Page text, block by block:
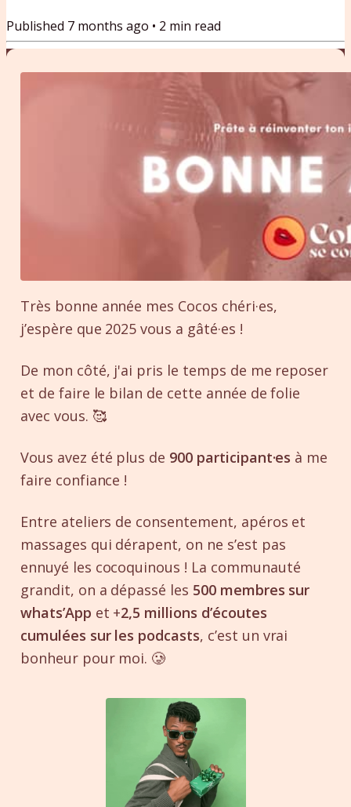
Published 7 months ago • 2 min read
Très bonne année mes Cocos chéri·es,
j’espère que 2025 vous a gâté·es !
De mon côté, j'ai pris le temps de me reposer
et de faire le bilan de cette année de folie
avec vous. 🥰
Vous avez été plus de 900 participant·es à me
faire confiance !
Entre ateliers de consentement, apéros et
massages qui dérapent, on ne s’est pas
ennuyé les cocoquinous ! La communauté
grandit, on a dépassé les 500 membres sur
whats’App et +2,5 millions d’écoutes
cumulées sur les podcasts, c’est un vrai
bonheur pour moi. 🥲